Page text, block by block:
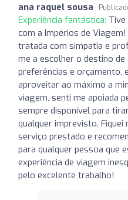
ana raquel sousa
Experiência fantástica: Tive
com a Impérios de
tratada com simpatia e
me a escolher o destino
preferências e orçamento,
aproveitar ao máximo a
viagem, senti me apoiada
sempre disponível para
qualquer imprevisto.
serviço prestado e
para qualquer pessoa que
experiência de viagem
pelo excelente trabalho!